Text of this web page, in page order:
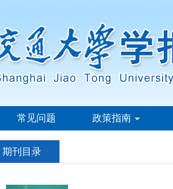
常见问题 政策指南
期刊目录